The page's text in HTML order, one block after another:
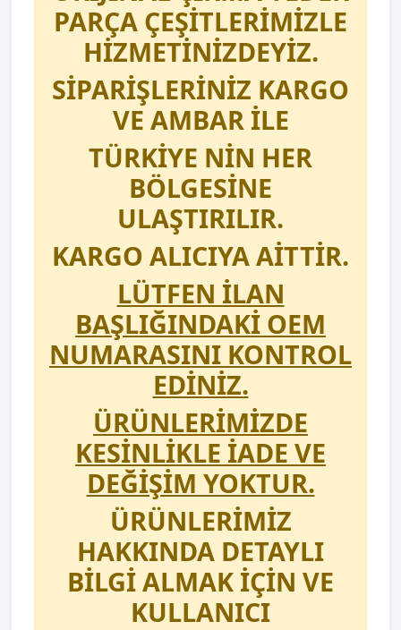
PARÇA ÇEŞİTLERİMİZLE
HİZMETİNİZDEYİZ.
SİPARİŞLERİNİZ KARGO
VE AMBAR İLE
TÜRKİYE NİN HER
BÖLGESİNE
ULAŞTIRILIR.
KARGO ALICIYA AİTTİR.
LÜTFEN İLAN
BAŞLIĞINDAKİ OEM
NUMARASINI KONTROL
EDİNİZ.
ÜRÜNLERİMİZDE
KESİNLİKLE İADE VE
DEĞİŞİM YOKTUR.
ÜRÜNLERİMİZ
HAKKINDA DETAYLI
BİLGİ ALMAK İÇİN VE
KULLANICI